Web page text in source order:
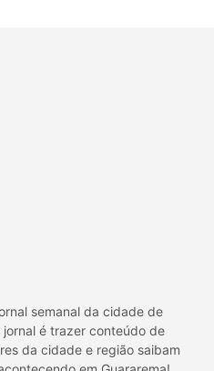
semanal da cidade de
jornal é trazer conteúdo de
da cidade e região saibam